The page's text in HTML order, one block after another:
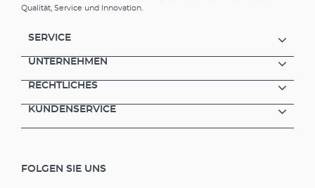
leise und wartungsarm Hohe Energieeffizienz,
niedriger Stromverbrauch Höchste Sicherheit
Qualität, Service und Innovation.
SERVICE
UNTERNEHMEN
RECHTLICHES
KUNDENSERVICE
FOLGEN SIE UNS